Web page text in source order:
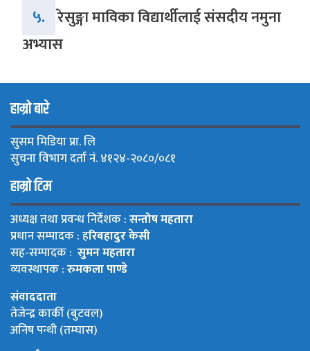
५. रेसुङ्गा माविका विद्यार्थीलाई संसदीय नमुना
अभ्यास
हाम्रो बारे
सुसम मिडिया प्रा. लि
सुचना विभाग दर्ता नं. ४१२४-२०८०/०८१
हाम्रो टिम
अध्यक्ष तथा प्रवन्ध निर्देशक :सन्तोष महतारा
प्रधान सम्पादक : हरिबहादुर केसी
सह-सम्पादक : सुमन महतारा
व्यवस्थापक :रुमकला पाण्डे
संवाददाता
तेजेन्द्र कार्की (बुटवल)
अनिष पन्थी (तम्घास)